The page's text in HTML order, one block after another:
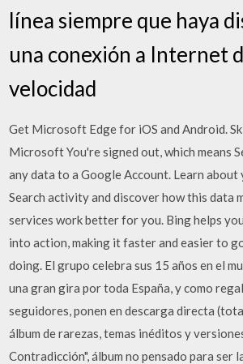
línea siempre que haya
una conexión a Internet
velocidad
Get Microsoft Edge for iOS and Android.
Microsoft You're signed out, which means
any data to a Google Account. Learn
Search activity and discover how this data
services work better for you. Bing helps
into action, making it faster and easier to
doing. El grupo celebra sus 15 años en el
una gran gira por toda España, y como
seguidores, ponen en descarga directa
álbum de rarezas, temas inéditos y
Contradicción", álbum no pensado para ser